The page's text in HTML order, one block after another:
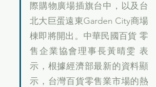
際購物廣場插旗台中，以及台
北大巨蛋遠東Garden City商場
棟即將開出。中華民國百貨 零
售企業協會理事長黃晴雯 表
示，根據經濟部最新的資料顯
示，台灣百貨零售業市場的熱